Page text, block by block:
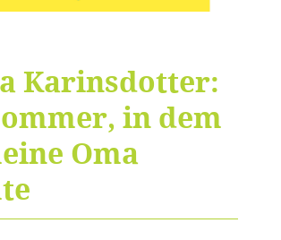
Karinsdotter:
in dem
Oma